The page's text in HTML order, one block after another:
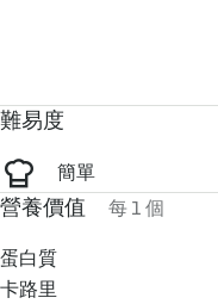
難易度
簡單
營養價值 每 1 個
蛋白質
卡路里